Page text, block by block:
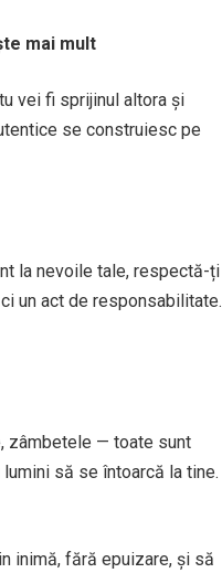
mai mult
vei fi sprijinul altora și
se construiesc pe
la nevoile tale, respectă-ți
un act de responsabilitate.
zâmbetele — toate sunt
să se întoarcă la tine.
inimă, fără epuizare, și să